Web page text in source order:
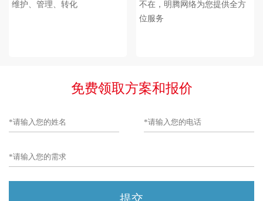
维护、管理、转化
不在，明腾网络为您提供全方
位服务
免费领取方案和报价